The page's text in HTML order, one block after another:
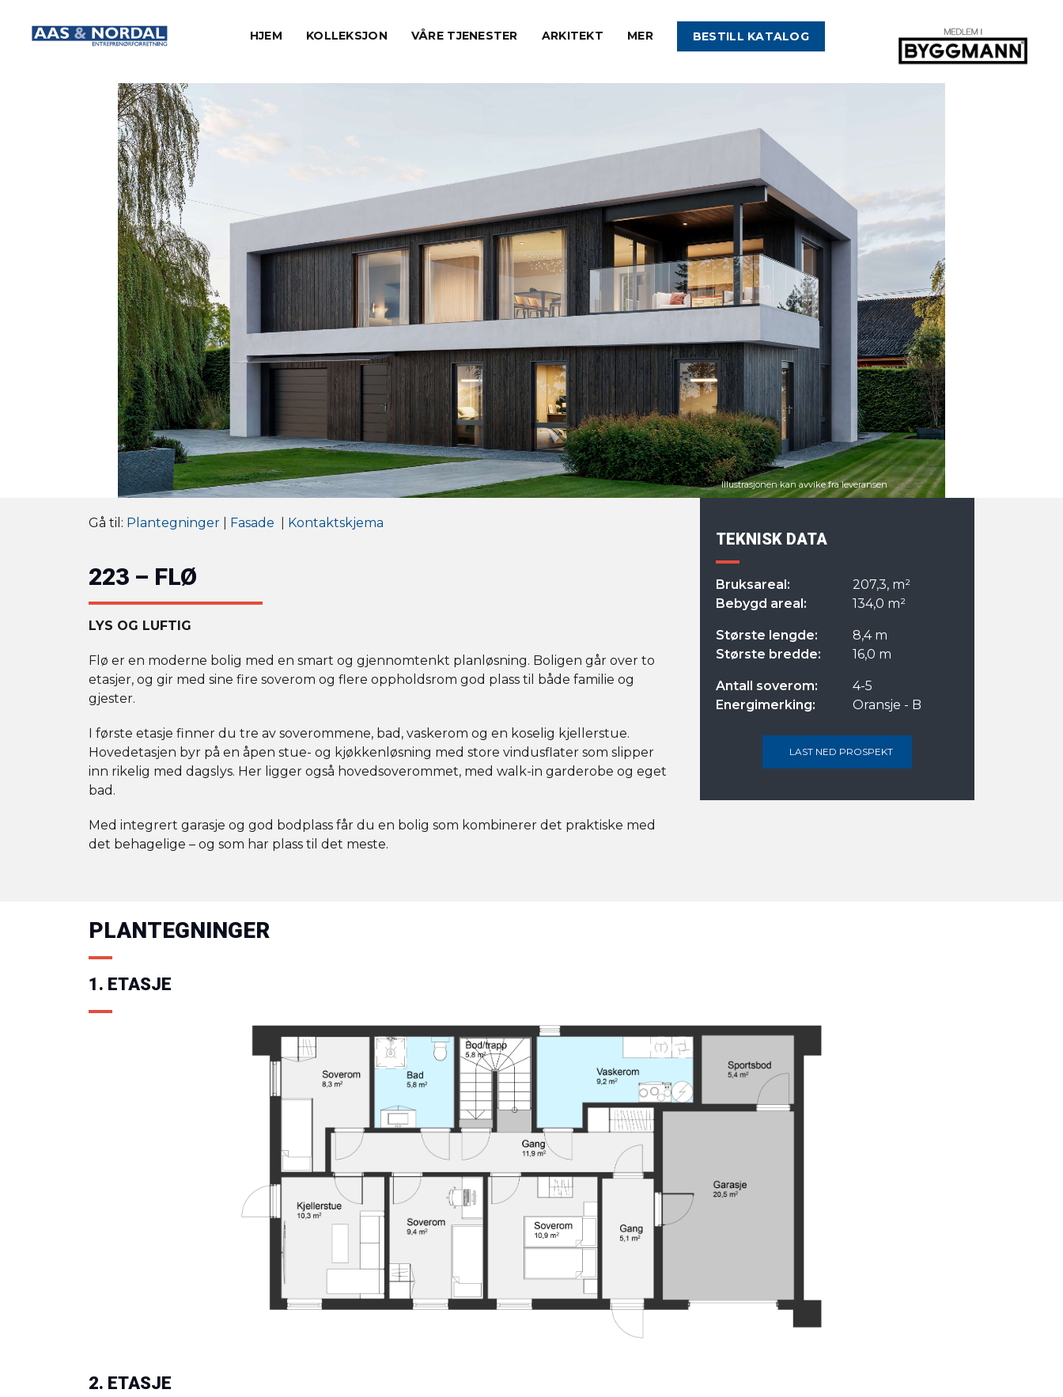
HJEM KOLLEKSJON VÅRE TJENESTER ARKITEKT MER BESTILL KATALOG
Gå til: Plantegninger Fasade Kontaktskjema
223 – FLØ
LYS OG LUFTIG
Flø er en moderne bolig med en smart og gjennomtenkt planløsning. Boligen går over to
etasjer, og gir med sine fire soverom og flere oppholdsrom god plass til både familie og
gjester.
I første etasje finner du tre av soverommene, bad, vaskerom og en koselig kjellerstue.
Hovedetasjen byr på en åpen stue- og kjøkkenløsning med store vindusflater som slipper
inn rikelig med dagslys. Her ligger også hovedsoverommet, med walk-in garderobe og eget
bad.
Med integrert garasje og god bodplass får du en bolig som kombinerer det praktiske med
det behagelige – og som har plass til det meste.
TEKNISK DATA
Bruksareal:
207,3, m²
Bebygd areal:
134,0 m²
Største lengde:
8,4 m
Største bredde:
16,0 m
Antall soverom:
4-5
Energimerking:
Oransje - B
LAST NED PROSPEKT
PLANTEGNINGER
1. ETASJE
2. ETASJE